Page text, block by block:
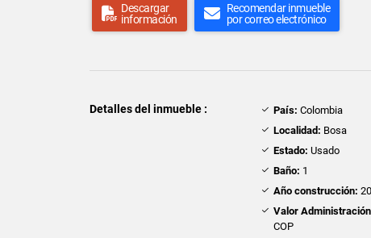
Descargar
información
Recomendar inmueble
por correo electrónico
Detalles del inmueble : País: Colombia
Localidad: Bosa
Estado: Usado
Baño: 1
Año construcción:
Valor
COP